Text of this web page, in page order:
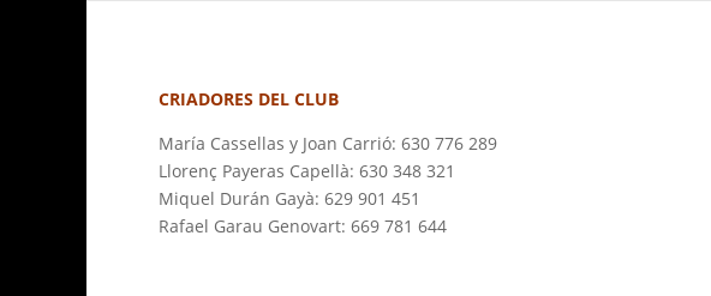
CRIADORES DEL CLUB
María Cassellas y Joan Carrió: 630 776 289
Llorenç Payeras Capellà: 630 348 321
Miquel Durán Gayà: 629 901 451
Rafael Garau Genovart: 669 781 644